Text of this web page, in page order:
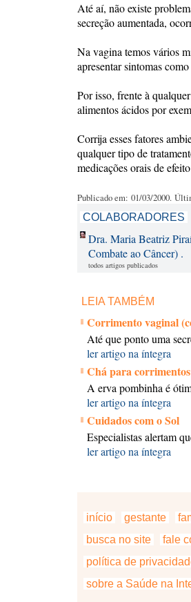
Até aí, não existe
secreção aumentada,
Na vagina temos vários
apresentar sintomas
Por isso, frente à
alimentos ácidos por
Corrija esses fatores
qualquer tipo de
medicações orais de
Publicado em: 01/03/2000.
COLABORADORES
Dra. Maria Beatriz
Combate ao Câncer) .
todos artigos publicados
LEIA TAMBÉM
Corrimento vaginal
Até que ponto uma
ler artigo na íntegra
Chá para
A erva pombinha é
ler artigo na íntegra
Cuidados com o Sol
Especialistas alertam
ler artigo na íntegra
início gestante
busca no site
fale
política de
sobre a Saúde na